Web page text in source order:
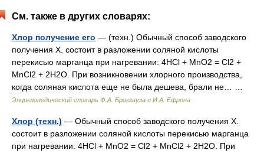
См. также в других словарях:
Хлор получение его — (техн.) Обычный способ заводского
получения X. состоит в разложении соляной кислоты
перекисью марганца при нагревании: 4HCl + MnO2 = Cl2 +
MnCl2 + 2H2O. При возникновении хлорного производства,
когда соляная кислота еще не была дешева, брали не… …
Энциклопедический словарь Ф.А. Брокгауза и И.А. Ефрона
Хлор (техн.) — Обычный способ заводского получения X.
состоит в разложении соляной кислоты перекисью марганца
при нагревании: 4HCl + MnO2 = Cl2 + MnCl2 + 2H2O. При